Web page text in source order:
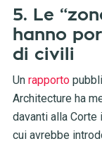
5. Le
hanno
di civili
Un rapporto
Architecture ha
davanti alla
cui avrebbe